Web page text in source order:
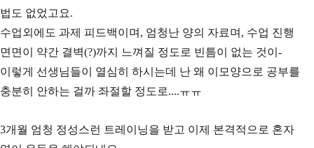
법도 없었고요.
수업외에도 과제 피드백이며, 엄청난 양의 자료며, 수업 진행
면면이 약간 결벽(?)까지 느껴질 정도로 빈틈이 없는 것이-
이렇게 선생님들이 열심히 하시는데 난 왜 이모양으로 공부를
충분히 안하는 걸까 좌절할 정도로....ㅠㅠ
3개월 엄청 정성스런 트레이닝을 받고 이제 본격적으로 혼자